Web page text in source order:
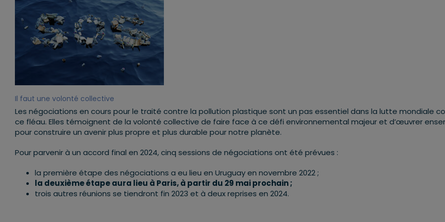
Il faut une volonté collective
Les négociations en cours pour le traité contre la pollution plastique sont un pas essentiel dans la lutte mondiale
ce fléau. Elles témoignent de la volonté collective de faire face à ce défi environnemental majeur et d’œuvrer
pour construire un avenir plus propre et plus durable pour notre planète.
Pour parvenir à un accord final en 2024, cinq sessions de négociations ont été prévues :
la première étape des négociations a eu lieu en Uruguay en novembre 2022 ;
la deuxième étape aura lieu à Paris, à partir du 29 mai prochain ;
trois autres réunions se tiendront fin 2023 et à deux reprises en 2024.